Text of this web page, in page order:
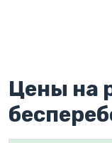
Цены на